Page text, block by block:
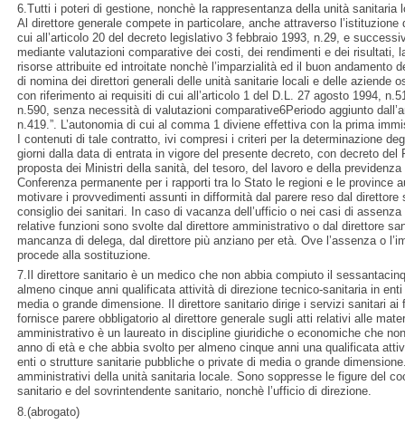
6.Tutti i poteri di gestione, nonchè la rappresentanza della unità sanitaria
Al direttore generale compete in particolare, anche attraverso
cui all’articolo 20 del decreto legislativo 3 febbraio 1993, n.29, e
mediante valutazioni comparative dei costi, dei rendimenti e dei risultati,
risorse attribuite ed introitate nonchè l’imparzialità ed il buon andamento
di nomina dei direttori generali delle unità sanitarie locali e delle aziende
con riferimento ai requisiti di cui all’articolo 1 del D.L. 27 agosto 1994,
n.590, senza necessità di valutazioni comparative6Periodo aggiunto
n.419.”. L’autonomia di cui al comma 1 diviene effettiva con la prima
I contenuti di tale contratto, ivi compresi i criteri per la determinazione
giorni dalla data di entrata in vigore del presente decreto, con decreto
proposta dei Ministri della sanità, del tesoro, del lavoro e della
Conferenza permanente per i rapporti tra lo Stato le regioni e le province
motivare i provvedimenti assunti in difformità dal parere reso dal
consiglio dei sanitari. In caso di vacanza dell’ufficio o nei casi di
relative funzioni sono svolte dal direttore amministrativo o dal direttore
mancanza di delega, dal direttore più anziano per età. Ove l’assenza o
procede alla sostituzione.
7.Il direttore sanitario è un medico che non abbia compiuto il
almeno cinque anni qualificata attività di direzione tecnico-sanitaria in
media o grande dimensione. Il direttore sanitario dirige i servizi sanitari
fornisce parere obbligatorio al direttore generale sugli atti relativi alle
amministrativo è un laureato in discipline giuridiche o economiche che
anno di età e che abbia svolto per almeno cinque anni una qualificata
enti o strutture sanitarie pubbliche o private di media o grande
amministrativi della unità sanitaria locale. Sono soppresse le figure del
sanitario e del sovrintendente sanitario, nonchè l’ufficio di direzione.
8.(abrogato)